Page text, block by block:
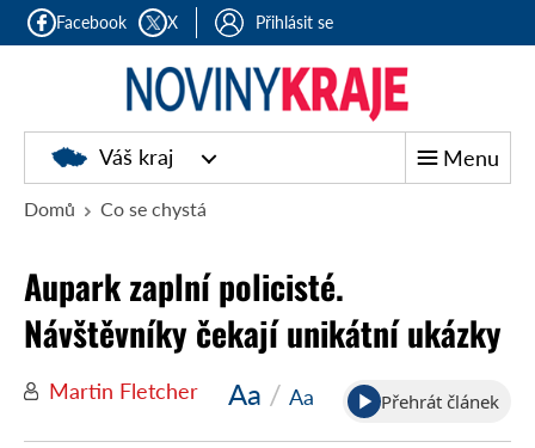
Facebook X Přihlásit se
Noviny
kraje
Váš kraj Menu
Domů Co se chystá
Aupark zaplní policisté.
Návštěvníky čekají unikátní ukázky
Martin Fletcher Aa / Aa Přehrát článek